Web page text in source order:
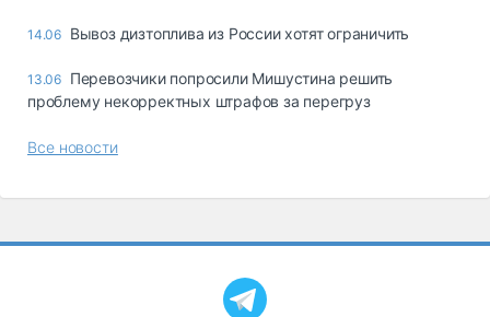
14.06 Вывоз дизтоплива из России хотят ограничить
13.06 Перевозчики попросили Мишустина решить
проблему некорректных штрафов за перегруз
Все новости